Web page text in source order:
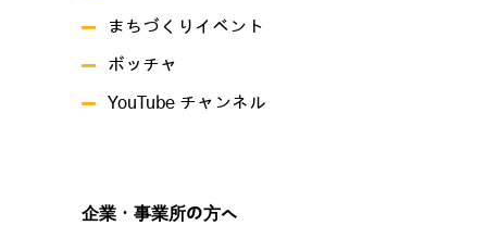
まちづくりイベント
ボッチャ
YouTube チャンネル
企業・事業所の方へ